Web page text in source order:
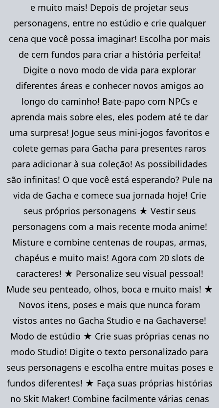
e muito mais! Depois de projetar seus
personagens, entre no estúdio e crie qualquer
cena que você possa imaginar! Escolha por mais
de cem fundos para criar a história perfeita!
Digite o novo modo de vida para explorar
diferentes áreas e conhecer novos amigos ao
longo do caminho! Bate-papo com NPCs e
aprenda mais sobre eles, eles podem até te dar
uma surpresa! Jogue seus mini-jogos favoritos e
colete gemas para Gacha para presentes raros
para adicionar à sua coleção! As possibilidades
são infinitas! O que você está esperando? Pule na
vida de Gacha e comece sua jornada hoje! Crie
seus próprios personagens ★ Vestir seus
personagens com a mais recente moda anime!
Misture e combine centenas de roupas, armas,
chapéus e muito mais! Agora com 20 slots de
caracteres! ★ Personalize seu visual pessoal!
Mude seu penteado, olhos, boca e muito mais! ★
Novos itens, poses e mais que nunca foram
vistos antes no Gacha Studio e na Gachaverse!
Modo de estúdio ★ Crie suas próprias cenas no
modo Studio! Digite o texto personalizado para
seus personagens e escolha entre muitas poses e
fundos diferentes! ★ Faça suas próprias histórias
no Skit Maker! Combine facilmente várias cenas